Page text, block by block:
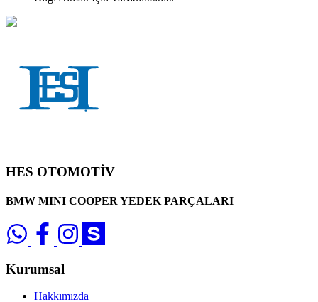
HES OTOMOTİV
BMW MINI COOPER YEDEK PARÇALARI
Kurumsal
Hakkımızda